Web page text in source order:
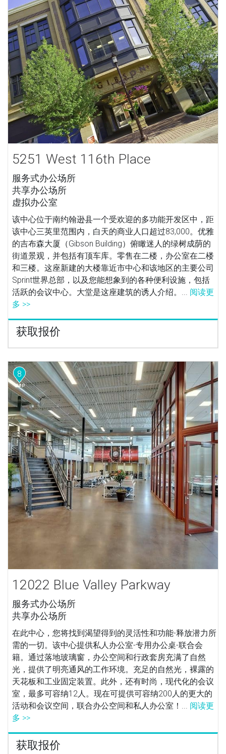
5251 West 116th Place
服务式办公场所
共享办公场所
虚拟办公室
该中心位于南约翰逊县一个受欢迎的多功能开发区中，距
该中心三英里范围内，白天的商业人口超过83,000。优雅
的吉布森大厦（Gibson Building）俯瞰迷人的绿树成荫的
街道景观，并包括有顶车库。零售在二楼，办公室在二楼
和三楼。这座新建的大楼靠近市中心和该地区的主要公司
Sprint世界总部，以及您能想象到的各种便利设施，包括
活跃的会议中心。大堂是这座建筑的诱人介绍。... 阅读更
多 >>
获取报价
8
12022 Blue Valley Parkway
服务式办公场所
共享办公场所
在此中心，您将找到渴望得到的灵活性和功能-释放潜力所
需的一切。该中心提供私人办公室-专用办公桌-联合会
籍。通过落地玻璃窗，办公空间和行政套房充满了自然
光，提供了明亮通风的工作环境。充足的自然光，裸露的
天花板和工业固定装置。此外，还有时尚，现代化的会议
室，最多可容纳12人。现在可提供可容纳200人的更大的
活动和会议空间，联合办公空间和私人办公室！... 阅读更
多 >>
获取报价